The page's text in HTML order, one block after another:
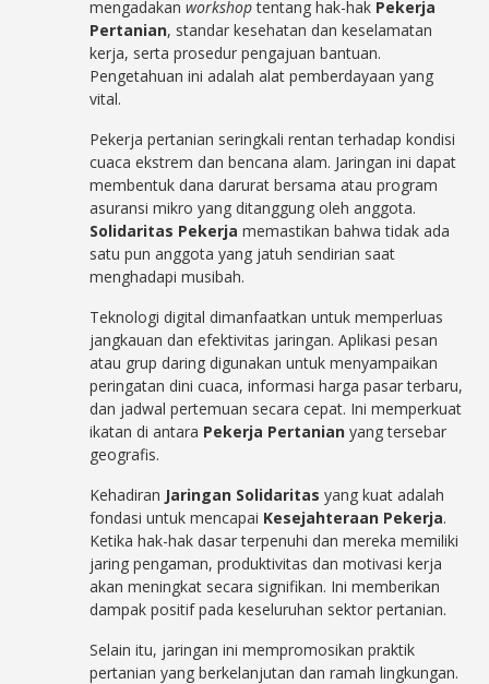
mengadakanworkshoptentang hak-hak Pekerja
Pertanian, standar kesehatan dan keselamatan
kerja, serta prosedur pengajuan bantuan.
Pengetahuan ini adalah alat pemberdayaan yang
vital.
Pekerja pertanian seringkali rentan terhadap kondisi
cuaca ekstrem dan bencana alam. Jaringan ini dapat
membentuk dana darurat bersama atau program
asuransi mikro yang ditanggung oleh anggota.
Solidaritas Pekerja memastikan bahwa tidak ada
satu pun anggota yang jatuh sendirian saat
menghadapi musibah.
Teknologi digital dimanfaatkan untuk memperluas
jangkauan dan efektivitas jaringan. Aplikasi pesan
atau grup daring digunakan untuk menyampaikan
peringatan dini cuaca, informasi harga pasar terbaru,
dan jadwal pertemuan secara cepat. Ini memperkuat
ikatan di antara Pekerja Pertanian yang tersebar
geografis.
Kehadiran Jaringan Solidaritas yang kuat adalah
fondasi untuk mencapai Kesejahteraan Pekerja.
Ketika hak-hak dasar terpenuhi dan mereka memiliki
jaring pengaman, produktivitas dan motivasi kerja
akan meningkat secara signifikan. Ini memberikan
dampak positif pada keseluruhan sektor pertanian.
Selain itu, jaringan ini mempromosikan praktik
pertanian yang berkelanjutan dan ramah lingkungan.